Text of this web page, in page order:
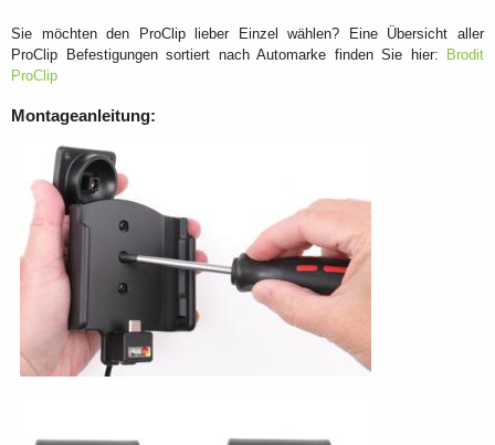
Sie möchten den ProClip lieber Einzel wählen? Eine Übersicht aller
ProClip Befestigungen sortiert nach Automarke finden Sie hier:
Brodit
ProClip
Montageanleitung: